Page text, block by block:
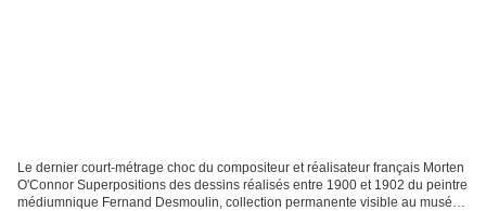
Le dernier court-métrage choc du compositeur et réalisateur français Morten
O'Connor Superpositions des dessins réalisés entre 1900 et 1902 du peintre
médiumnique Fernand Desmoulin, collection permanente visible au musée